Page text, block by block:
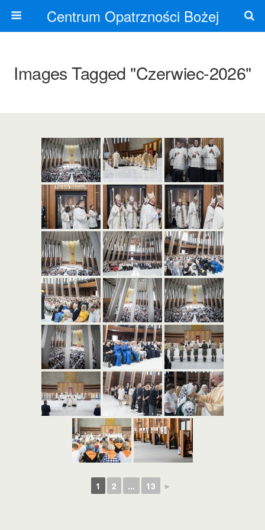
Centrum Opatrzności Bożej
Images Tagged "czerwiec-2026"
1 2 ... 13 ►